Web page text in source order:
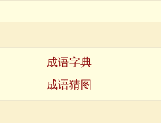
成语字典
成语猜图